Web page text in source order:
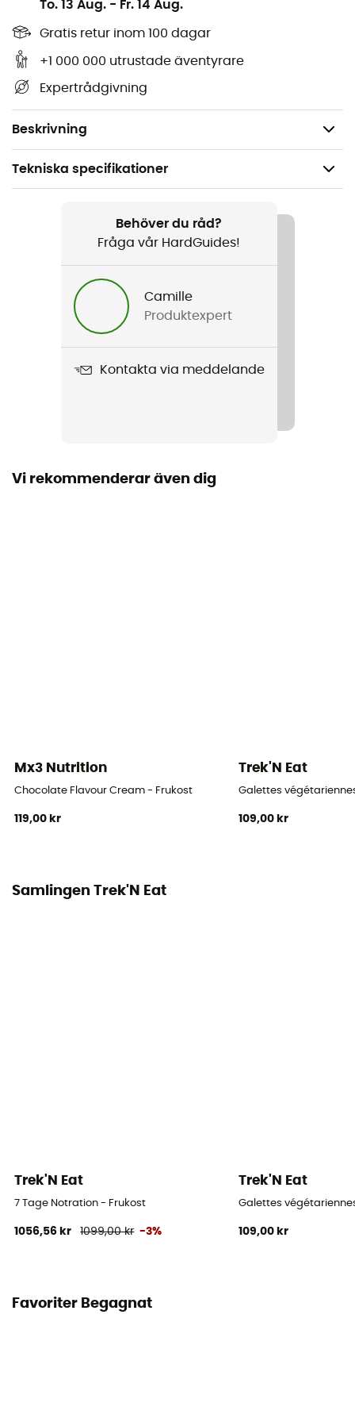
To. 13 Aug. - Fr. 14 Aug.
Gratis retur inom 100 dagar
+1 000 000 utrustade äventyrare
Expertrådgivning
Beskrivning
2 påsar Ice Tea (8,5 g)
3 sockerbitar (4 g)
1 burk kryddor (21 g)
Vattenvolym att tillsätta: 5,6 L
Tekniska specifikationer
Vandring / Vandring / Bivack
Produktnamn
Day Ration Pack (Typ 2) "Tactical Line"
Behöver du råd?
Fråga vår HardGuides!
Camille
Produktexpert
Kontakta via meddelande
Vi rekommenderar även dig
Mx3 Nutrition
Chocolate Flavour Cream - Frukost
119,00 kr
Trek'N Eat
Galettes
109,00 kr
Samlingen Trek'N Eat
Trek'N Eat
7 Tage Notration - Frukost
1056,56 kr 1099,00 kr -3%
Trek'N Eat
Galettes
109,00 kr
Favoriter Begagnat